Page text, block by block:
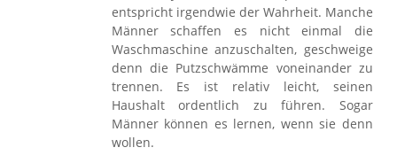
entspricht irgendwie der Wahrheit. Manche
Männer schaffen es nicht einmal die
Waschmaschine anzuschalten, geschweige
denn die Putzschwämme voneinander zu
trennen. Es ist relativ leicht, seinen
Haushalt ordentlich zu führen. Sogar
Männer können es lernen, wenn sie denn
wollen.